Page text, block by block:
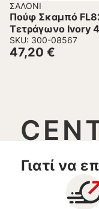
ΣΑΛΌΝΙ
Πούφ Σκαμπό
Τετράγωνο Ivory
SKU: 300-08567
47,20 €
Γιατί να